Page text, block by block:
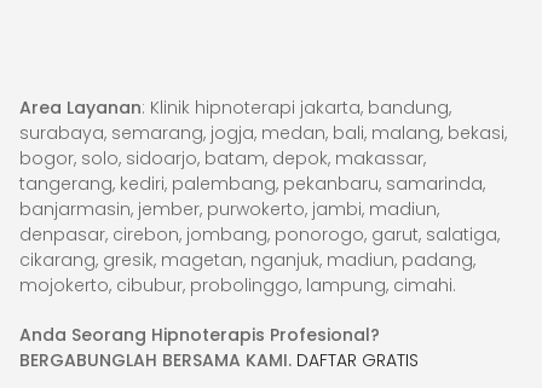
Area Layanan: Klinik hipnoterapi jakarta, bandung,
surabaya, semarang, jogja, medan, bali, malang, bekasi,
bogor, solo, sidoarjo, batam, depok, makassar,
tangerang, kediri, palembang, pekanbaru, samarinda,
banjarmasin, jember, purwokerto, jambi, madiun,
denpasar, cirebon, jombang, ponorogo, garut, salatiga,
cikarang, gresik, magetan, nganjuk, madiun, padang,
mojokerto, cibubur, probolinggo, lampung, cimahi.
Anda Seorang Hipnoterapis Profesional?
BERGABUNGLAH BERSAMA KAMI. DAFTAR GRATIS